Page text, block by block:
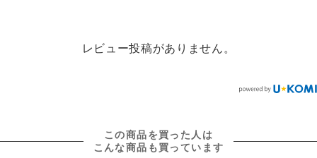
レビュー投稿がありません。
この商品を買った人は
こんな商品も買っています